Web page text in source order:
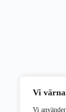
Vi
Vi